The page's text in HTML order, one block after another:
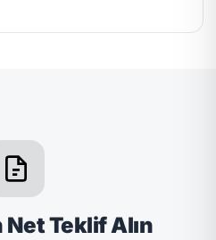
Net Teklif Alın